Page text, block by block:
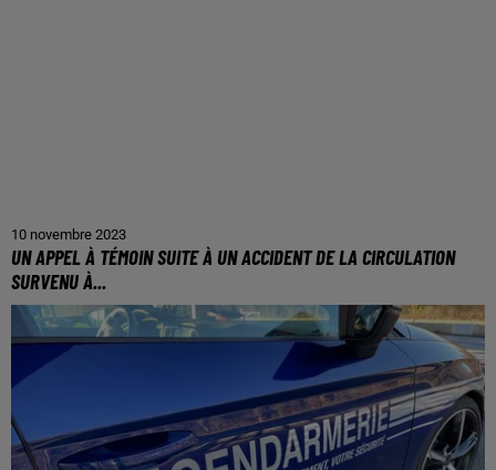
10 novembre 2023
UN APPEL À TÉMOIN SUITE À UN ACCIDENT DE LA CIRCULATION
SURVENU À...